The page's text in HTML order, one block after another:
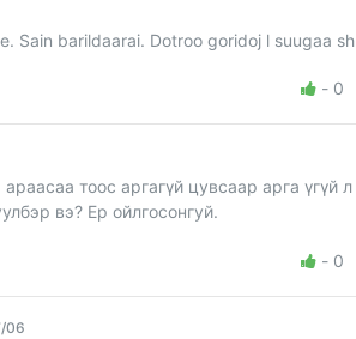
Sain barildaarai. Dotroo goridoj l suugaa
- 0
тоос аргагүй цувсаар арга үгүй
вэ? Ер ойлгосонгуй.
- 0
06